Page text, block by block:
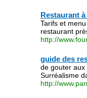
Restaurant
Tarifs et
restaurant
http://
guide des
de gouter aux
Surréalisme
http://